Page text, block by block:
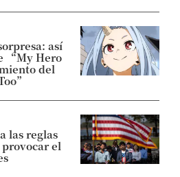
así
“My Hero
del
las reglas
el